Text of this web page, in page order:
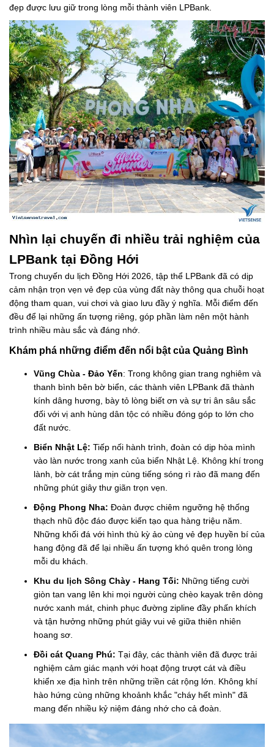
đẹp được lưu giữ trong lòng mỗi thành viên LPBank.
Nhìn lại chuyến đi nhiều trải nghiệm của
LPBank tại Đồng Hới
Trong chuyến du lịch Đồng Hới 2026, tập thể LPBank đã có dịp
cảm nhận trọn vẹn vẻ đẹp của vùng đất này thông qua chuỗi hoạt
động tham quan, vui chơi và giao lưu đầy ý nghĩa. Mỗi điểm đến
đều để lại những ấn tượng riêng, góp phần làm nên một hành
trình nhiều màu sắc và đáng nhớ.
Khám phá những điểm đến nổi bật của Quảng Bình
Vũng Chùa - Đảo Yến: Trong không gian trang nghiêm và
thanh bình bên bờ biển, các thành viên LPBank đã thành
kính dâng hương, bày tỏ lòng biết ơn và sự tri ân sâu sắc
đối với vị anh hùng dân tộc có nhiều đóng góp to lớn cho
đất nước.
Biển Nhật Lệ: Tiếp nối hành trình, đoàn có dịp hòa mình
vào làn nước trong xanh của biển Nhật Lệ. Không khí trong
lành, bờ cát trắng mịn cùng tiếng sóng rì rào đã mang đến
những phút giây thư giãn trọn vẹn.
Động Phong Nha: Đoàn được chiêm ngưỡng hệ thống
thạch nhũ độc đáo được kiến tạo qua hàng triệu năm.
Những khối đá với hình thù kỳ ảo cùng vẻ đẹp huyền bí của
hang động đã để lại nhiều ấn tượng khó quên trong lòng
mỗi du khách.
Khu du lịch Sông Chày - Hang Tối: Những tiếng cười
giòn tan vang lên khi mọi người cùng chèo kayak trên dòng
nước xanh mát, chinh phục đường zipline đầy phấn khích
và tận hưởng những phút giây vui vẻ giữa thiên nhiên
hoang sơ.
Đồi cát Quang Phú: Tại đây, các thành viên đã được trải
nghiệm cảm giác mạnh với hoạt động trượt cát và điều
khiển xe địa hình trên những triền cát rộng lớn. Không khí
hào hứng cùng những khoảnh khắc "cháy hết mình" đã
mang đến nhiều kỷ niệm đáng nhớ cho cả đoàn.